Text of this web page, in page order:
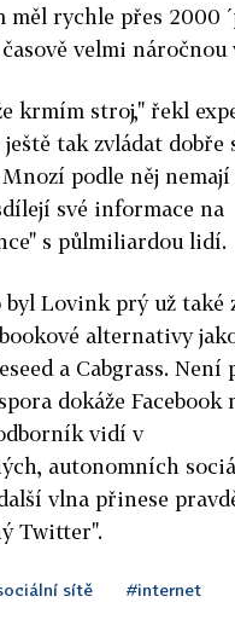
měl rychle přes 2000
velmi náročnou
krmím stroj," řekl
tak zvládat dobře
podle něj nemají
své informace na
s půlmiliardou lidí.
byl Lovink prý už také
alternativy
a Cabgrass. Není
dokáže Facebook
vidí v
autonomních
vlna přinese
Twitter".
sítě #internet